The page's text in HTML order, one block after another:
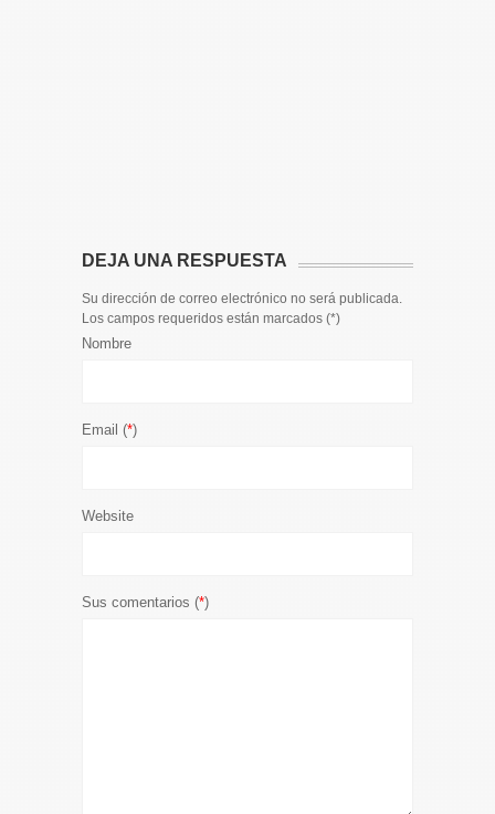
DEJA UNA RESPUESTA
Su dirección de correo electrónico no será publicada.
Los campos requeridos están marcados (*)
Nombre
Email (*)
Website
Sus comentarios (*)